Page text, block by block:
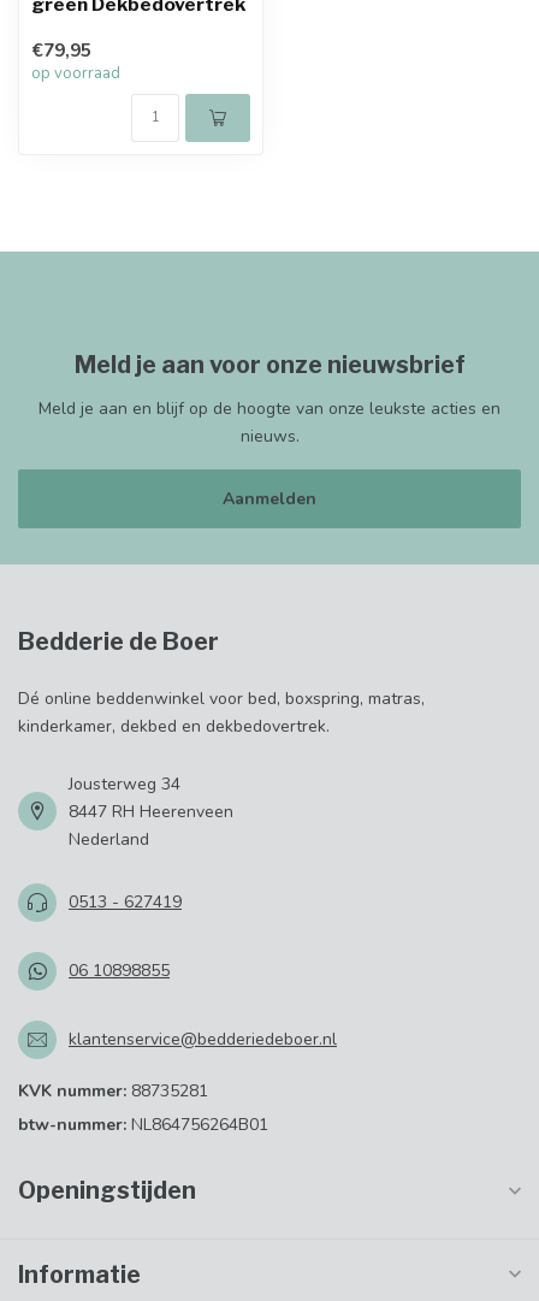
€79,95
op voorraad
Meld je aan voor onze nieuwsbrief
Meld je aan en blijf op de hoogte van onze leukste acties en
nieuws.
Aanmelden
Bedderie de Boer
Dé online beddenwinkel voor bed, boxspring, matras,
kinderkamer, dekbed en dekbedovertrek.
Jousterweg 34
8447 RH Heerenveen
Nederland
0513 - 627419
06 10898855
klantenservice@bedderiedeboer.nl
KVK nummer: 88735281
btw-nummer: NL864756264B01
Openingstijden
Informatie